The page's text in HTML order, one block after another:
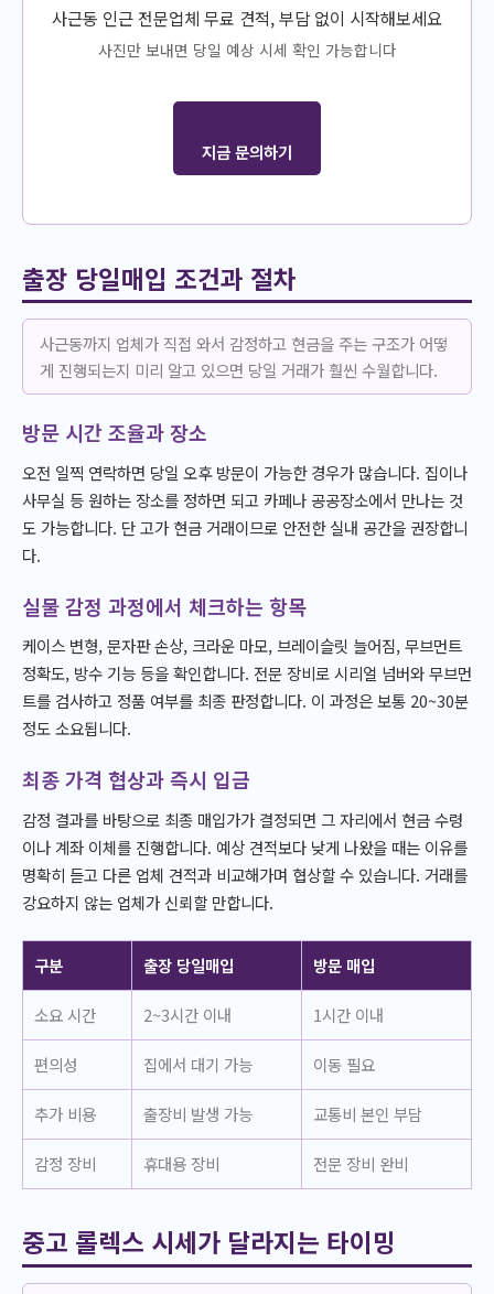
사근동 인근 전문업체 무료 견적, 부담 없이 시작해보세요
사진만 보내면 당일 예상 시세 확인 가능합니다
지금 문의하기
출장 당일매입 조건과 절차
사근동까지 업체가 직접 와서 감정하고 현금을 주는 구조가 어떻
게 진행되는지 미리 알고 있으면 당일 거래가 훨씬 수월합니다.
방문 시간 조율과 장소
오전 일찍 연락하면 당일 오후 방문이 가능한 경우가 많습니다. 집이나
사무실 등 원하는 장소를 정하면 되고 카페나 공공장소에서 만나는 것
도 가능합니다. 단 고가 현금 거래이므로 안전한 실내 공간을 권장합니
다.
실물 감정 과정에서 체크하는 항목
케이스 변형, 문자판 손상, 크라운 마모, 브레이슬릿 늘어짐, 무브먼트
정확도, 방수 기능 등을 확인합니다. 전문 장비로 시리얼 넘버와 무브먼
트를 검사하고 정품 여부를 최종 판정합니다. 이 과정은 보통 20~30분
정도 소요됩니다.
최종 가격 협상과 즉시 입금
감정 결과를 바탕으로 최종 매입가가 결정되면 그 자리에서 현금 수령
이나 계좌 이체를 진행합니다. 예상 견적보다 낮게 나왔을 때는 이유를
명확히 듣고 다른 업체 견적과 비교해가며 협상할 수 있습니다. 거래를
강요하지 않는 업체가 신뢰할 만합니다.
구분 출장 당일매입 방문 매입
소요 시간 2~3시간 이내 1시간 이내
편의성 집에서 대기 가능 이동 필요
추가 비용 출장비 발생 가능 교통비 본인 부담
감정 장비 휴대용 장비 전문 장비 완비
중고 롤렉스 시세가 달라지는 타이밍